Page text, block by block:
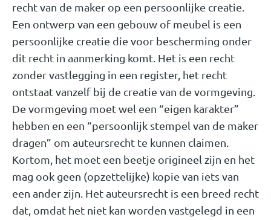
recht van de maker op een persoonlijke creatie.
Een ontwerp van een gebouw of meubel is een
persoonlijke creatie die voor bescherming onder
dit recht in aanmerking komt. Het is een recht
zonder vastlegging in een register, het recht
ontstaat vanzelf bij de creatie van de vormgeving.
De vormgeving moet wel een “eigen karakter”
hebben en een “persoonlijk stempel van de maker
dragen” om auteursrecht te kunnen claimen.
Kortom, het moet een beetje origineel zijn en het
mag ook geen (opzettelijke) kopie van iets van
een ander zijn. Het auteursrecht is een breed recht
dat, omdat het niet kan worden vastgelegd in een